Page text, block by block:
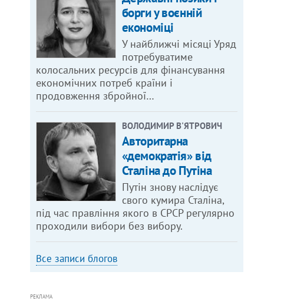
борги у воєнній
економіці
У найближчі місяці Уряд
потребуватиме
колосальних ресурсів для фінансування
економічних потреб країни і
продовження збройної…
ВОЛОДИМИР В'ЯТРОВИЧ
Авторитарна
«демократія» від
Сталіна до Путіна
Путін знову наслідує
свого кумира Сталіна,
під час правління якого в СРСР регулярно
проходили вибори без вибору.
Все записи блогов
РЕКЛАМА